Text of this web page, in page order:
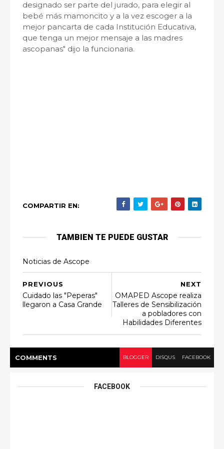
designado ser parte del jurado, para elegir al
bebé más mamoncito y a la vez escoger a la
mejor pancarta de cada Institución Educativa,
que tenga un mejor mensaje a las madres
ascopanas" dijo la funcionaria.
COMPARTIR EN:
TAMBIEN TE PUEDE GUSTAR
Noticias de Ascope
NEXT
OMAPED Ascope realiza
Talleres de Sensibilización
a pobladores con
Habilidades Diferentes
PREVIOUS
Cuidado las "Peperas"
llegaron a Casa Grande
COMMENTS BLOGGER DISQUS FACEBOOK
FACEBOOK